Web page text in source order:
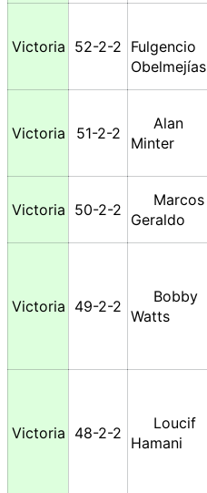
Victoria 52-2-2 Fulgencio
Obelmejías
Victoria 51-2-2
Alan
Minter
Victoria 50-2-2
Marcos
Geraldo
Victoria 49-2-2
Bobby
Watts
Victoria 48-2-2
Loucif
Hamani